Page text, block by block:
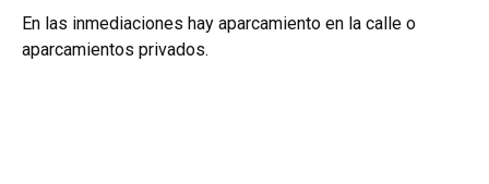
En las inmediaciones hay aparcamiento en la calle o
aparcamientos privados.